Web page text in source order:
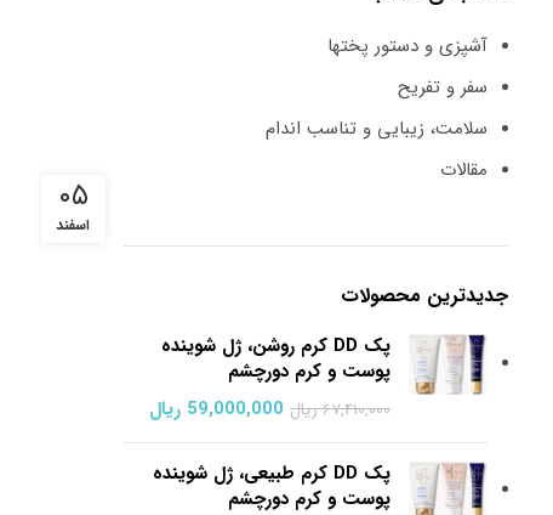
۰۵
اسفند
آﺷﭙﺰی و دﺳﺘﻮر ﭘﺨﺘﻬﺎ
ﺳﻔﺮ و ﺗﻔﺮﯾﺢ
ﺳﻼﻣﺖ، زﯾﺒﺎﯾﯽ و ﺗﻨﺎﺳﺐ اﻧﺪام
ﻣﻘﺎﻻت
جدیدترین محصولات
پک DD کرم روشن، ژل شوینده
پوست و کرم دورچشم
67,410,000ریال قیمت اصلی:
67,410,000 ریال بود.
59,000,000 ریال
59,000,000 ریال.
پک DD کرم طبیعی، ژل شوینده
پوست و کرم دورچشم